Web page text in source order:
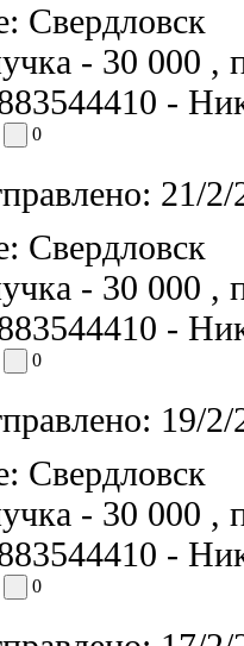
Свердловск
- 30 000 ,
-
0
21/
Свердловск
- 30 000 ,
-
0
19/
Свердловск
- 30 000 ,
-
0